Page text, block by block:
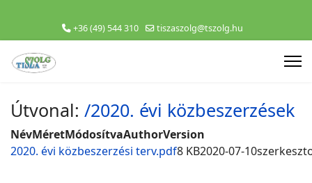
+36 (49) 544 310 tiszaszolg@tszolg.hu
Útvonal: /2020. évi közbeszerzések
NévMéretMódosítvaAuthorVersion
2020. évi közbeszerzési terv.pdf8 KB2020-07-10